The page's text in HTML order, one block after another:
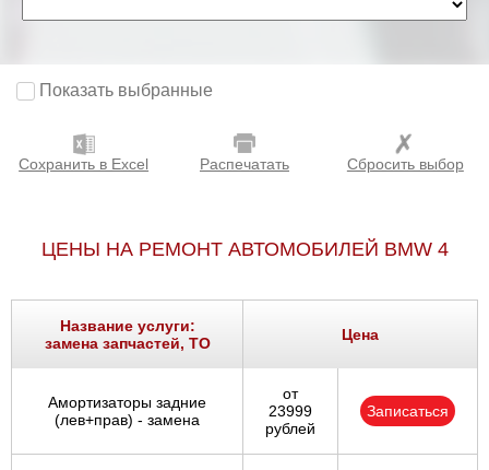
Показать выбранные
Сохранить в Excel Распечатать Сбросить выбор
ЦЕНЫ НА РЕМОНТ АВТОМОБИЛЕЙ BMW 4
Название услуги:
замена запчастей, ТО
Цена
Амортизаторы задние
(лев+прав) - замена
от
23999
рублей
Записаться